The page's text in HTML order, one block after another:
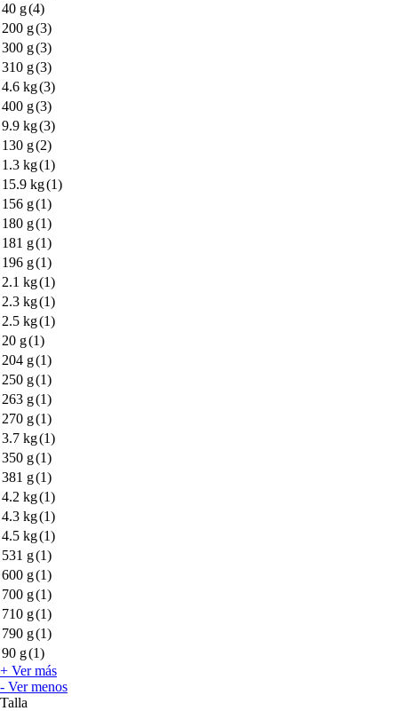
40 g(4)
200 g(3)
300 g(3)
310 g(3)
4.6 kg(3)
400 g(3)
9.9 kg(3)
130 g(2)
1.3 kg(1)
15.9 kg(1)
156 g(1)
180 g(1)
181 g(1)
196 g(1)
2.1 kg(1)
2.3 kg(1)
2.5 kg(1)
20 g(1)
204 g(1)
250 g(1)
263 g(1)
270 g(1)
3.7 kg(1)
350 g(1)
381 g(1)
4.2 kg(1)
4.3 kg(1)
4.5 kg(1)
531 g(1)
600 g(1)
700 g(1)
710 g(1)
790 g(1)
90 g(1)
+ Ver más
- Ver menos
Talla